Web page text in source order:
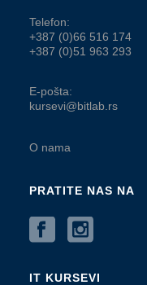
Telefon:
+387 (0)66 516 174
+387 (0)51 963 293
E-pošta:
kursevi@bitlab.rs
O nama
PRATITE NAS NA
IT KURSEVI